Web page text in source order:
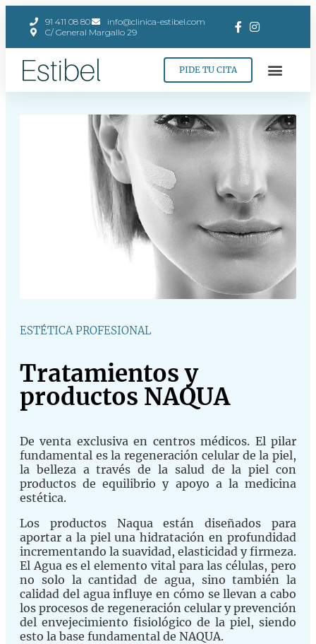
91 411 08 80
info@clinica-estibel.com
C/ General Margallo 29
PIDE TU CITA
ESTÉTICA PROFESIONAL
Tratamientos y
productos NAQUA
De venta exclusiva en centros médicos. El pilar
fundamental es la regeneración celular de la piel,
la belleza a través de la salud de la piel con
productos de equilibrio y apoyo a la medicina
estética.
Los productos Naqua están diseñados para
aportar a la piel una hidratación en profundidad
incrementando la suavidad, elasticidad y firmeza.
El Agua es el elemento vital para las células, pero
no solo la cantidad de agua, sino también la
calidad del agua influye en cómo se llevan a cabo
los procesos de regeneración celular y prevención
del envejecimiento fisiológico de la piel, siendo
esto la base fundamental de NAQUA.